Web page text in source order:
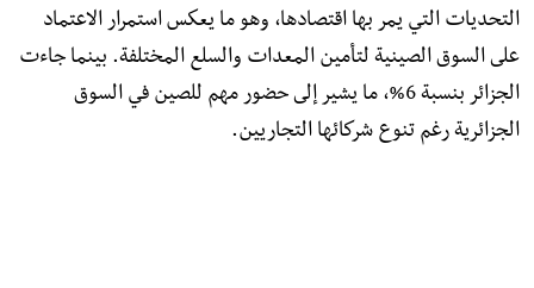
التحديات التي يمر بها اقتصادها، وهو ما يعكس استمرار الاعتماد
على السوق الصينية لتأمين المعدات والسلع المختلفة. بينما جاءت
الجزائر بنسبة 6%، ما يشير إلى حضور مهم للصين في السوق
الجزائرية رغم تنوع شركائها التجاريين.